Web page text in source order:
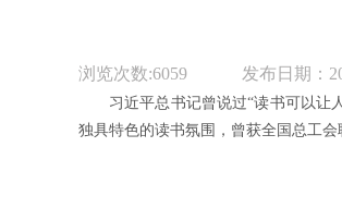
浏览次数:6059 发布日期：
习近平总书记曾说过“读书可以让
独具特色的读书氛围，曾获全国总工